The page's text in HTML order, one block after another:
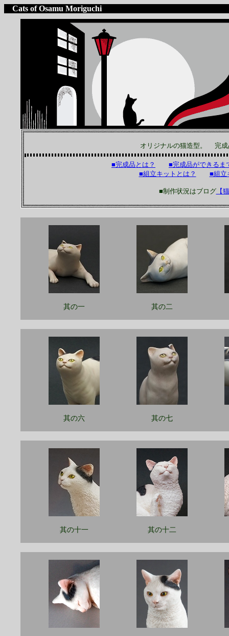
Cats of Osamu Moriguchi
オリジナルの猫造型。 完成
■完成品とは？
■完成品ができるま
■組立キットとは？
■組立
■制作状況はブログ【
其の一 其の二
其の六 其の七
其の十一 其の十二